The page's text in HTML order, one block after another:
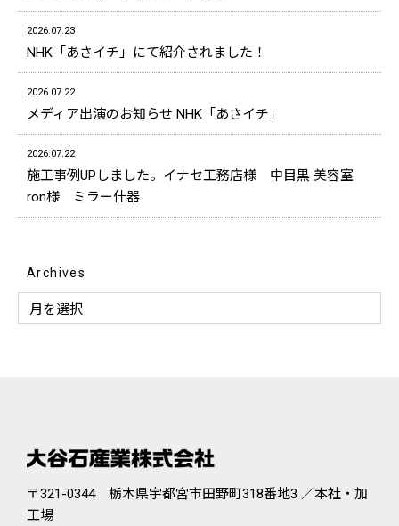
2026.07.23
NHK「あさイチ」にて紹介されました！
2026.07.22
メディア出演のお知らせ NHK「あさイチ」
2026.07.22
施工事例UPしました。イナセ工務店様 中目黒 美容室
ron様 ミラー什器
Archives
〒321-0344 栃木県宇都宮市田野町318番地3 ／本社・加
工場